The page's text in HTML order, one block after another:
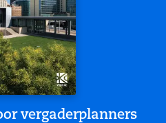
vergaderplanners